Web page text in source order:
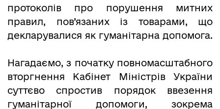
протоколів про порушення митних
правил, пов’язаних із товарами, що
декларувалися як гуманітарна допомога.
Нагадаємо, з початку повномасштабного
вторгнення Кабінет Міністрів України
суттєво спростив порядок ввезення
гуманітарної допомоги, зокрема